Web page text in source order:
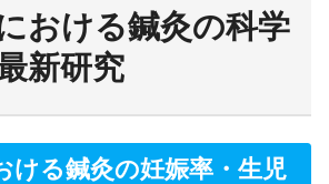
おける鍼灸の科学
新研究
ける鍼灸の妊娠率・生児